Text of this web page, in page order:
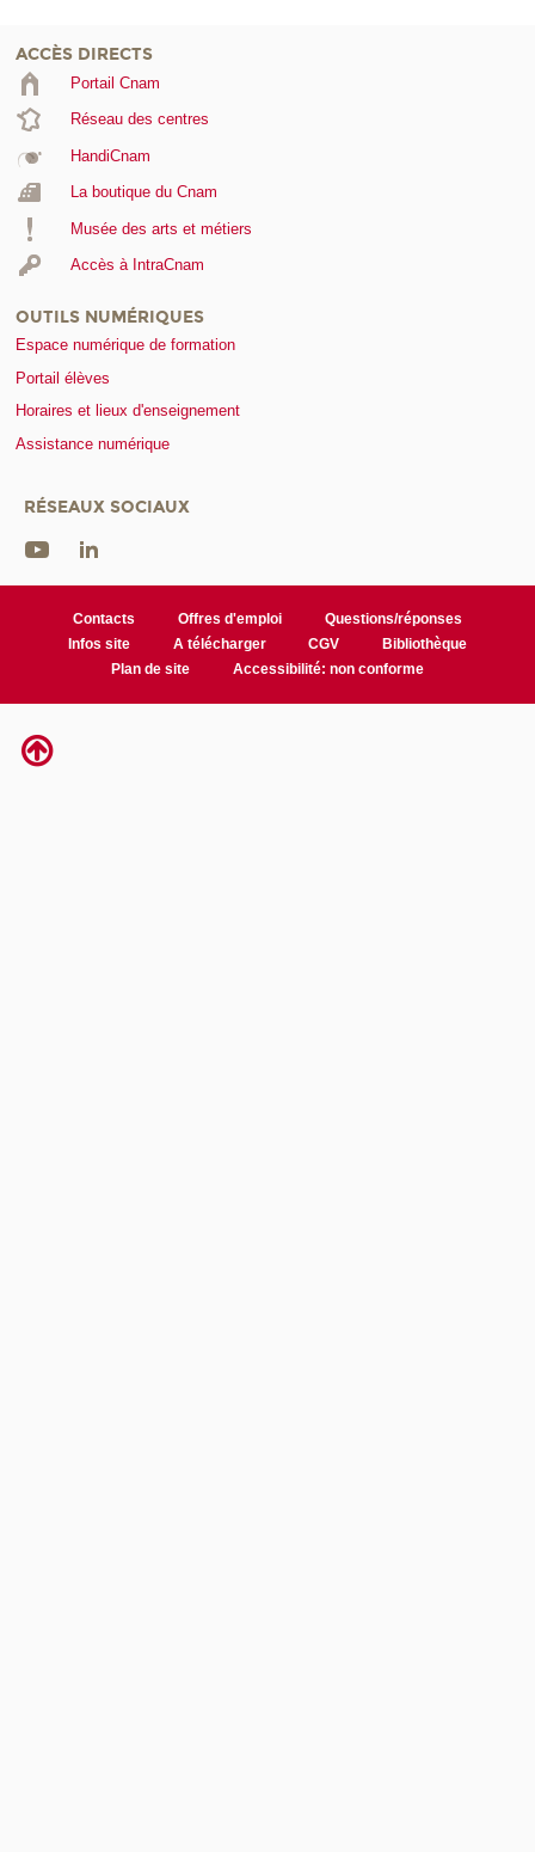
ACCÈS DIRECTS
Portail Cnam
Réseau des centres
HandiCnam
La boutique du Cnam
Musée des arts et métiers
Accès à IntraCnam
OUTILS NUMÉRIQUES
Espace numérique de formation
Portail élèves
Horaires et lieux d'enseignement
Assistance numérique
RÉSEAUX SOCIAUX
Contacts Offres d'emploi
Questions/réponses
Infos site
A télécharger CGV
Bibliothèque
Plan de site
Accessibilité: non conforme